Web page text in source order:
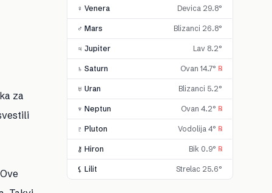
za
♀ Venera Devica 29.8°
♂ Mars Blizanci 26.8°
♃ Jupiter Lav 8.2°
♄ Saturn Ovan 14.7° ℞
♅ Uran Blizanci 5.2°
♆ Neptun Ovan 4.2° ℞
♇ Pluton Vodolija 4° ℞
⚷ Hiron Bik 0.9° ℞
⚸ Lilit Strelac 25.6°